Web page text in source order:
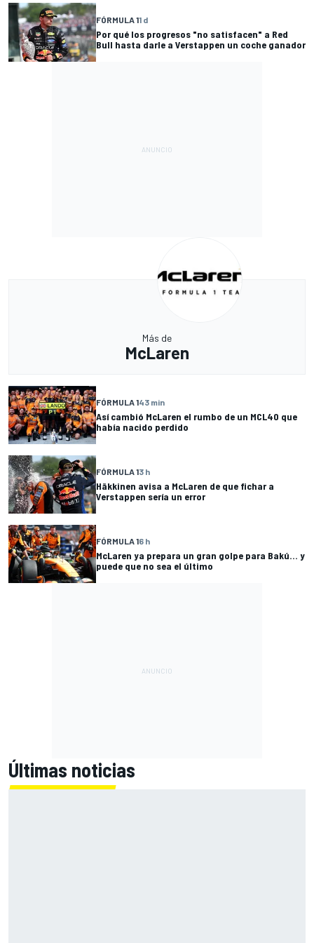
FÓRMULA 11 d
Por qué los progresos "no satisfacen" a Red
Bull hasta darle a Verstappen un coche ganador
Más de
McLaren
FÓRMULA 143 min
Así cambió McLaren el rumbo de un MCL40 que
había nacido perdido
FÓRMULA 13 h
Häkkinen avisa a McLaren de que fichar a
Verstappen sería un error
FÓRMULA 16 h
McLaren ya prepara un gran golpe para Bakú... y
puede que no sea el último
Últimas noticias